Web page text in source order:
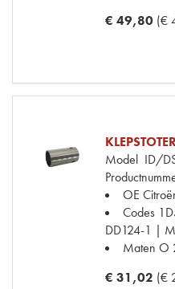
€ 49,80 (€
Model ID/
OE
Codes
DD124-1 |
Maten O
€ 31,02 (€